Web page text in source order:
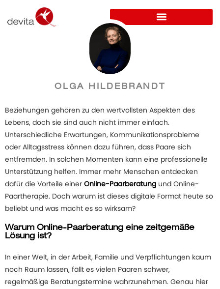
OLGA HILDEBRANDT
Beziehungen gehören zu den wertvollsten Aspekten des
Lebens, doch sie sind auch nicht immer einfach.
Unterschiedliche Erwartungen, Kommunikationsprobleme
oder Alltagsstress können dazu führen, dass Paare sich
entfremden. In solchen Momenten kann eine professionelle
Unterstützung helfen. Immer mehr Menschen entdecken
dafür die Vorteile einer Online-Paarberatung und Online-
Paartherapie. Doch warum ist dieses digitale Format heute so
beliebt und was macht es so wirksam?
Warum Online-Paarberatung eine zeitgemäße
Lösung ist?
In einer Welt, in der Arbeit, Familie und Verpflichtungen kaum
noch Raum lassen, fällt es vielen Paaren schwer,
regelmäßige Beratungstermine wahrzunehmen. Genau hier